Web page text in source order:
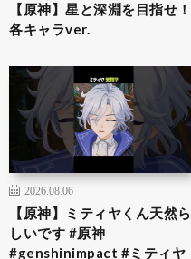
【原神】星と深淵を目指せ！
各キャラver.
2026.08.06
【原神】ミティヤくん天然ら
しいです #原神
#genshinimpact #ミティヤ